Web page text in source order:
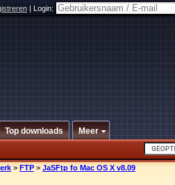
|Login:
Top downloads Meer
> FTP > JaSFtp fo Mac OS X v8.09